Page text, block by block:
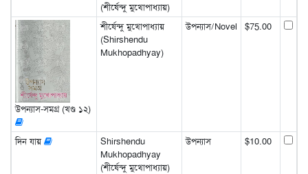
(শীর্ষেন্দু মুখোপাধ্যায়)
উপন্যাস-সমগ্র (খণ্ড ১২)
শীর্ষেন্দু মুখোপাধ্যায়
(Shirshendu
Mukhopadhyay)
উপন্যাস/Novel $75.00
দিন যায়
Shirshendu
Mukhopadhyay
(শীর্ষেন্দু মুখোপাধ্যায়)
উপন্যাস $10.00